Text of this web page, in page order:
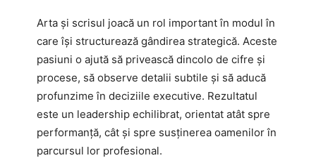
Arta și scrisul joacă un rol important în modul în
care își structurează gândirea strategică. Aceste
pasiuni o ajută să privească dincolo de cifre și
procese, să observe detalii subtile și să aducă
profunzime în deciziile executive. Rezultatul
este un leadership echilibrat, orientat atât spre
performanță, cât și spre susținerea oamenilor în
parcursul lor profesional.